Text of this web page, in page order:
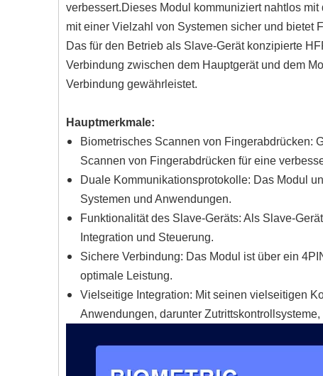
verbessert.Dieses Modul kommuniziert nahtlos
mit einer Vielzahl von Systemen sicher und bietet
Das für den Betrieb als Slave-Gerät konzipierte
Verbindung zwischen dem Hauptgerät und dem
Verbindung gewährleistet.
Hauptmerkmale:
Biometrisches Scannen von Fingerabdrücken:
Scannen von Fingerabdrücken für eine
Duale Kommunikationsprotokolle: Das Modul
Systemen und Anwendungen.
Funktionalität des Slave-Geräts: Als Slave-
Integration und Steuerung.
Sichere Verbindung: Das Modul ist über ein
optimale Leistung.
Vielseitige Integration: Mit seinen vielseitigen
Anwendungen, darunter